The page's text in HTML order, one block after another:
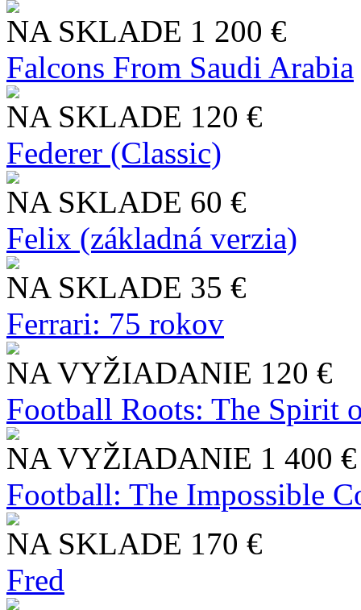
NA SKLADE 1 200 €
Falcons From Saudi Arabia
NA SKLADE 120 €
Federer (Classic)
NA SKLADE 60 €
Felix (základná verzia)
NA SKLADE 35 €
Ferrari: 75 rokov
NA VYŽIADANIE 120 €
Football Roots: The Spirit
NA VYŽIADANIE 1 400 €
Football: The Impossible
NA SKLADE 170 €
Fred